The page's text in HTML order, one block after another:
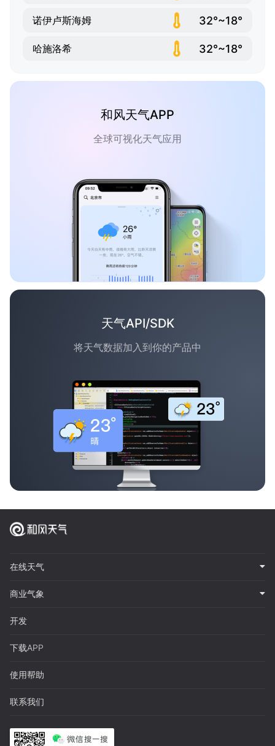
诺伊卢斯海姆 32°~18°
哈施洛希 32°~18°
和风天气APP
全球可视化天气应用
天气API/SDK
将天气数据加入到你的产品中
在线天气
商业气象
开发
下载APP
使用帮助
联系我们